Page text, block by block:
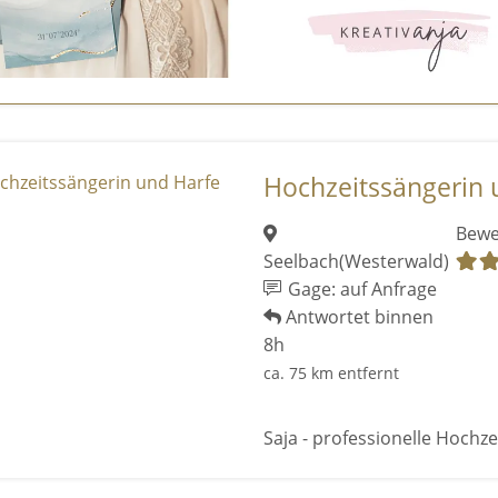
Hochzeitssängerin
Seelbach(Westerwald)
Gage: auf Anfrage
Antwortet binnen
8h
ca. 75 km entfernt
Saja - professionelle